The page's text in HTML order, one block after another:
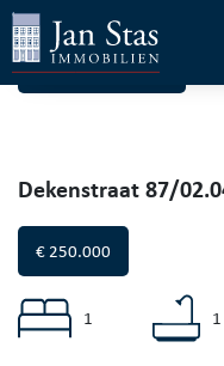
Terug naar project
Dekenstraat 87/
€ 250.000
1 1